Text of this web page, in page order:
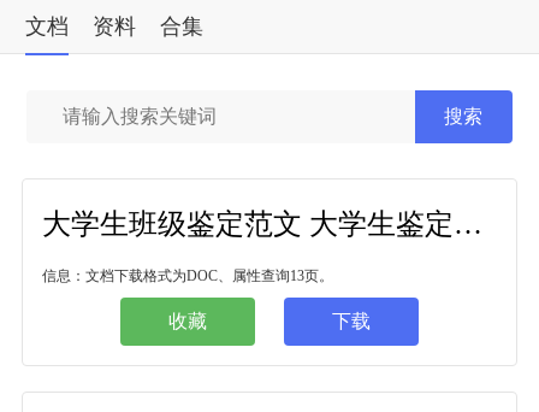
文档 资料 合集
搜索
大学生班级鉴定范文 大学生鉴定表班级鉴定意见15篇
信息：文档下载格式为DOC、属性查询13页。
收藏 下载